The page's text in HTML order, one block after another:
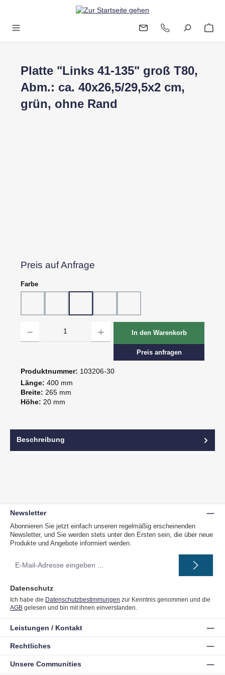
Zum Hauptinhalt springen
Platte "Links 41-135" groß T80,
Abm.: ca. 40x26,5/29,5x2 cm,
grün, ohne Rand
Preis auf Anfrage
Farbeauswählen
In den Warenkorb
Preis anfragen
Produktnummer: 103206-30
Länge: 400 mm
Breite: 265 mm
Höhe: 20 mm
Beschreibung
Newsletter
Abonnieren Sie jetzt einfach unseren regelmäßig erscheinenden
Newsletter, und Sie werden stets unter den Ersten sein, die über neue
Produkte und Angebote informiert werden.
Mail-
Datenschutz
Ich habe die Datenschutzbestimmungen zur Kenntnis genommen und die
AGB gelesen und bin mit ihnen einverstanden.
Unsere Communities
Leistungen / Kontakt
Rechtliches